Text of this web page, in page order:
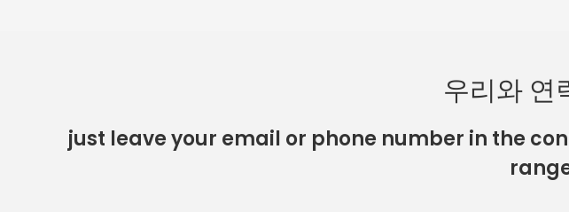
우리와 연
just leave your email or phone number in the